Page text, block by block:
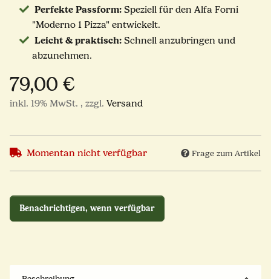
Perfekte Passform:Speziell für den Alfa Forni
"Moderno 1 Pizza" entwickelt.
Leicht & praktisch:Schnell anzubringen und
abzunehmen.
79,00 €
inkl. 19% MwSt. , zzgl. Versand
Momentan nicht verfügbar Frage zum Artikel
Benachrichtigen, wenn verfügbar